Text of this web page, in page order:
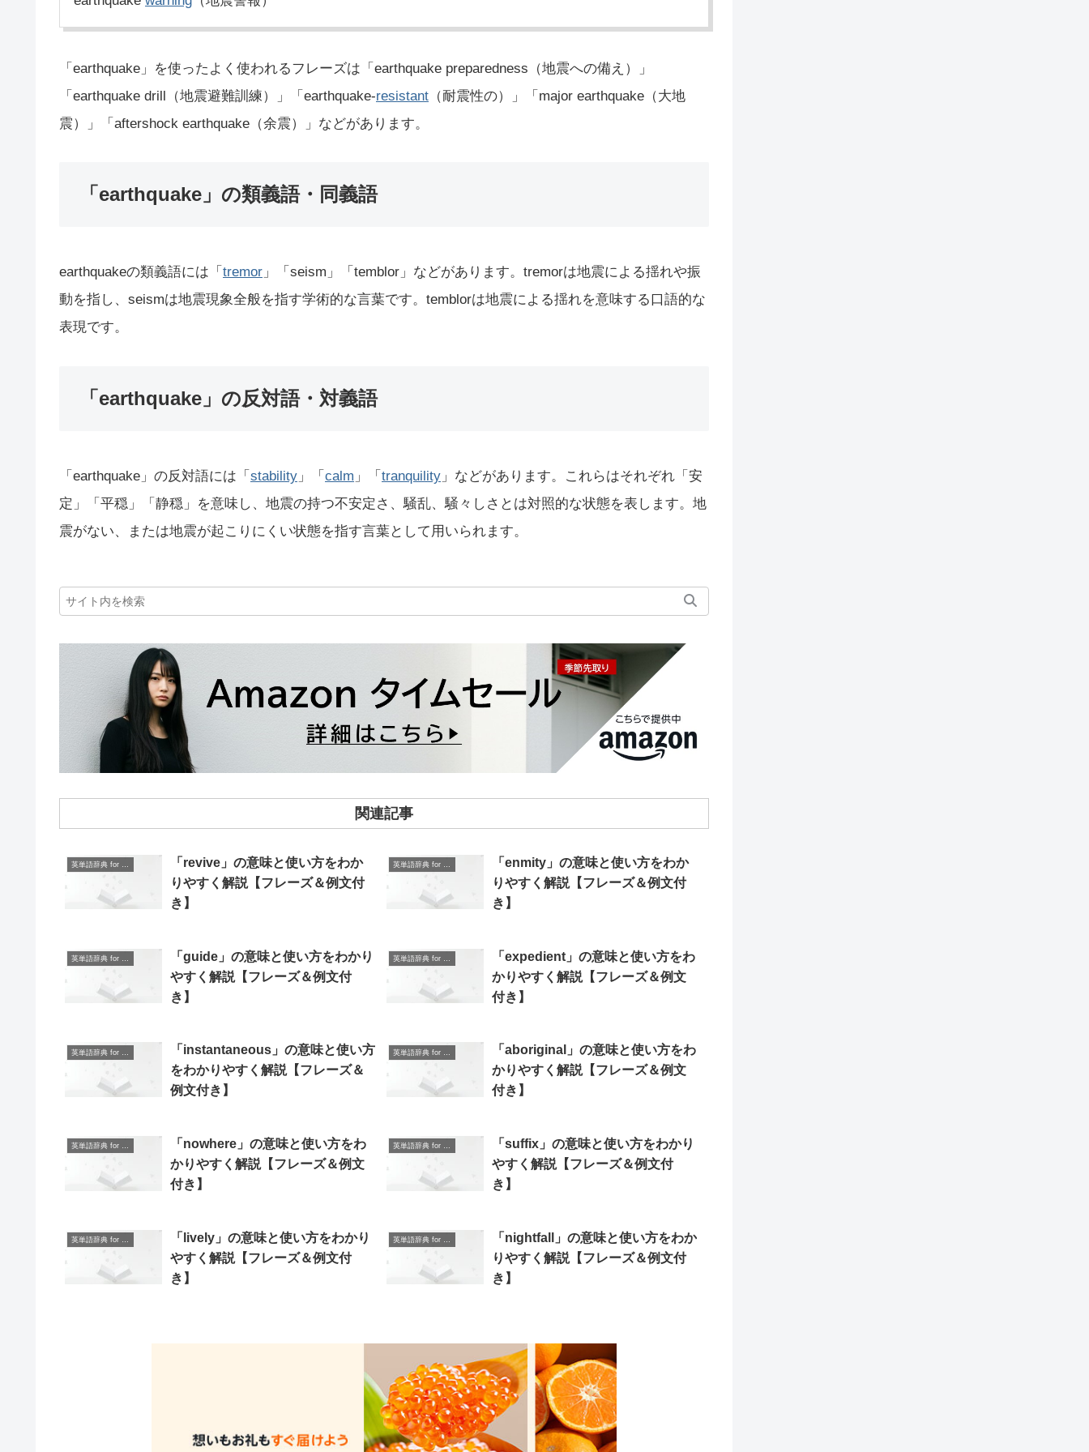
「earthquake」を使ったよく使われるフレーズは「earthquake preparedness（地震への備え）」
「earthquake drill（地震避難訓練）」「earthquake-resistant （耐震性の）」「major earthquake（大地
震）」「aftershock earthquake（余震）」などがあります。
「earthquake」の類義語・同義語
earthquakeの類義語には「 tremor 」「seism」「temblor」などがあります。tremorは地震による揺れや振
動を指し、seismは地震現象全般を指す学術的な言葉です。temblorは地震による揺れを意味する口語的な
表現です。
「earthquake」の反対語・対義語
「earthquake」の反対語には「 stability 」「 calm 」「 tranquility 」などがあります。これらはそれぞれ「安
定」「平穏」「静穏」を意味し、地震の持つ不安定さ、騒乱、騒々しさとは対照的な状態を表します。地
震がない、または地震が起こりにくい状態を指す言葉として用いられます。
関連記事
「revive」の意味と使い方をわか
りやすく解説【フレーズ＆例文付
き】
「enmity」の意味と使い方をわか
りやすく解説【フレーズ＆例文付
き】
「guide」の意味と使い方をわかり
やすく解説【フレーズ＆例文付
き】
「expedient」の意味と使い方をわ
かりやすく解説【フレーズ＆例文
付き】
「instantaneous」の意味と使い方
をわかりやすく解説【フレーズ＆
例文付き】
「aboriginal」の意味と使い方をわ
かりやすく解説【フレーズ＆例文
付き】
英単語辞典 for Beginners
「nowhere」の意味と使い方をわ
かりやすく解説【フレーズ＆例文
付き】
英単語辞典 for Beginners
「suffix」の意味と使い方をわかり
やすく解説【フレーズ＆例文付
き】
英単語辞典 for Beginners
「lively」の意味と使い方をわかり
やすく解説【フレーズ＆例文付
き】
英単語辞典 for Beginners
「nightfall」の意味と使い方をわか
りやすく解説【フレーズ＆例文付
き】